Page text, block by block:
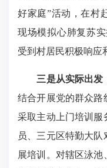
好家庭”活动，在村
现场模拟心肺复苏实
受到村居民积极响应
三是从实际出发
结合开展党的群众路
采取主动上门培训服
员、三元区特勤大
展培训。对辖区泳池